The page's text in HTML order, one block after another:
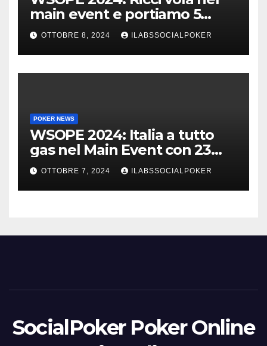
main event e portiamo 5
azzurri al day 4
OTTOBRE 8, 2024 ILABSSOCIALPOKER
POKER NEWS
WSOPE 2024: Italia a tutto
gas nel Main Event con 23
azzurri al day 3
OTTOBRE 7, 2024 ILABSSOCIALPOKER
SocialPoker Poker Online